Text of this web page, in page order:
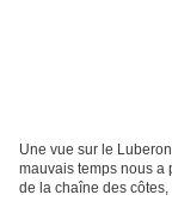
Une vue sur le
mauvais temps nous a
de la chaîne des